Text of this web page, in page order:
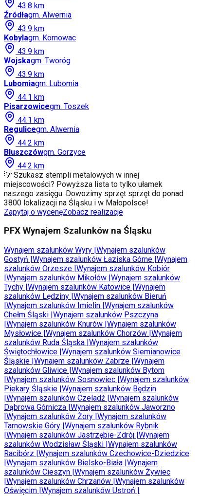
43.8 km
Źródłagm. Alwernia
43.9 km
Kobylagm. Kornowac
43.9 km
Wojskagm. Tworóg
43.9 km
Lubomiagm. Lubomia
44.1 km
Pisarzowicegm. Toszek
44.1 km
Regulicegm. Alwernia
44.2 km
Bluszczówgm. Gorzyce
44.2 km
💡 Szukasz stempli metalowych w innej
miejscowości? Powyższa lista to tylko ułamek
naszego zasięgu. Dowozimy sprzęt sprzęt do ponad
3800 lokalizacji na Śląsku i w Małopolsce!
Zapytaj o wycenęZobacz realizacje
PFX Wynajem Szalunków na Śląsku
Wynajem szalunków Wyry Wynajem szalunków
Gostyń Wynajem szalunków Łaziska Górne Wynajem
szalunków Orzesze Wynajem szalunków Kobiór
Wynajem szalunków Mikołów Wynajem szalunków
Tychy Wynajem szalunków Katowice Wynajem
szalunków Lędziny Wynajem szalunków Bieruń
Wynajem szalunków Imielin Wynajem szalunków
Chełm Śląski Wynajem szalunków Pszczyna
Wynajem szalunków Knurów Wynajem szalunków
Mysłowice Wynajem szalunków Chorzów Wynajem
szalunków Ruda Śląska Wynajem szalunków
Świętochłowice Wynajem szalunków Siemianowice
Śląskie Wynajem szalunków Zabrze Wynajem
szalunków Gliwice Wynajem szalunków Bytom
Wynajem szalunków Sosnowiec Wynajem szalunków
Piekary Śląskie Wynajem szalunków Będzin
Wynajem szalunków Czeladź Wynajem szalunków
Dąbrowa Górnicza Wynajem szalunków Jaworzno
Wynajem szalunków Żory Wynajem szalunków
Tarnowskie Góry Wynajem szalunków Rybnik
Wynajem szalunków Jastrzębie-Zdrój Wynajem
szalunków Wodzisław Śląski Wynajem szalunków
Racibórz Wynajem szalunków Czechowice-Dziedzice
Wynajem szalunków Bielsko-Biała Wynajem
szalunków Cieszyn Wynajem szalunków Żywiec
Wynajem szalunków Chrzanów Wynajem szalunków
Oświęcim Wynajem szalunków Ustroń